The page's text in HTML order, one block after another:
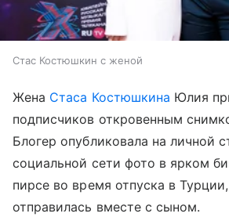
Стас Костюшкин с женой
Жена Стаса Костюшкина Юлия
подписчиков откровенным
Блогер опубликовала на личной
социальной сети фото в ярком
пирсе во время отпуска в
отправилась вместе с сыном.